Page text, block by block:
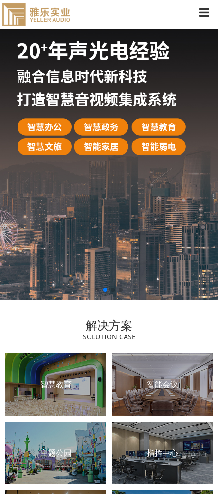
解决方案
SOLUTION CASE
智慧教育 智能会议
主题公园 指挥中心